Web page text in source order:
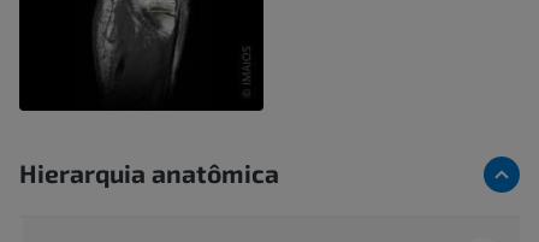
Hierarquia anatômica